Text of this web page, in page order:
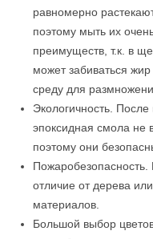
равномерно
поэтому мыть их
преимуществ, т.к. в
может забиваться
среду для
Экологичность.
эпоксидная смола не
поэтому они
отличие от дерева
материалов.
Большой выбор